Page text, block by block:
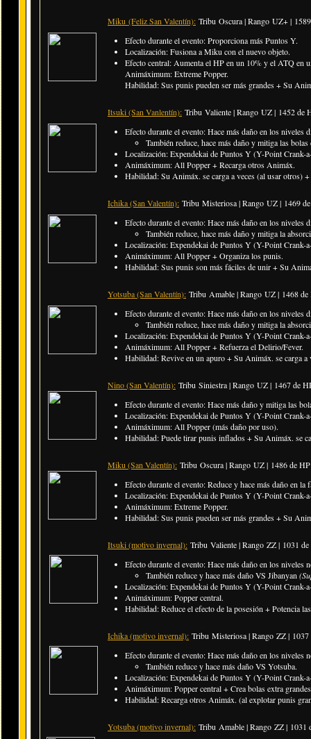
Miku (Feliz San Valentín): Tribu Oscura | Rango UZ+ |
Efecto durante el evento: Proporciona más Puntos Y.
Localización: Fusiona a Miku con el nuevo objeto.
Efecto central: Aumenta el HP en un 10% y el ATQ en
Animáximum: Extreme Popper.
Habilidad: Sus punis pueden ser más grandes + Su
Itsuki (San Vanlentín): Tribu Valiente | Rango UZ | 1452 de
Efecto durante el evento: Hace más daño en los niveles
También reduce, hace más daño y mitiga las
Localización: Expendekai de Puntos Y (Y-Point Crank-
Animáximum: All Popper + Recarga otros Animáx.
Habilidad: Su Animáx. se carga a veces (al usar otros)
Ichika (San Valentín): Tribu Misteriosa | Rango UZ | 1469
Efecto durante el evento: Hace más daño en los niveles
También reduce, hace más daño y mitiga la
Localización: Expendekai de Puntos Y (Y-Point Crank-
Animáximum: All Popper + Organiza los punis.
Habilidad: Sus punis son más fáciles de unir + Su
Yotsuba (San Valentín): Tribu Amable | Rango UZ | 1468
Efecto durante el evento: Hace más daño en los niveles
También reduce, hace más daño y mitiga la
Localización: Expendekai de Puntos Y (Y-Point Crank-
Animáximum: All Popper + Refuerza el Delirio/Fever.
Habilidad: Revive en un apuro + Su Animáx. se carga
Nino (San Valentín): Tribu Siniestra | Rango UZ | 1467 de
Efecto durante el evento: Hace más daño y mitiga las
Localización: Expendekai de Puntos Y (Y-Point Crank-
Animáximum: All Popper (más daño por uso).
Habilidad: Puede tirar punis inflados + Su Animáx. se
Miku (San Valentín): Tribu Oscura | Rango UZ | 1486 de
Efecto durante el evento: Reduce y hace más daño en la
Localización: Expendekai de Puntos Y (Y-Point Crank-
Animáximum: Extreme Popper.
Habilidad: Sus punis pueden ser más grandes + Su
Itsuki (motivo invernal): Tribu Valiente | Rango ZZ | 1031
Efecto durante el evento: Hace más daño en los niveles
También reduce y hace más daño VS Jibanyan
Localización: Expendekai de Puntos Y (Y-Point Crank-
Animáximum: Popper central.
Habilidad: Reduce el efecto de la posesión + Potencia
Ichika (motivo invernal): Tribu Misteriosa | Rango ZZ |
Efecto durante el evento: Hace más daño en los niveles
También reduce y hace más daño VS Yotsuba.
Localización: Expendekai de Puntos Y (Y-Point Crank-
Animáximum: Popper central + Crea bolas extra
Habilidad: Recarga otros Animáx. (al explotar punis
Yotsuba (motivo invernal): Tribu Amable | Rango ZZ | 1031